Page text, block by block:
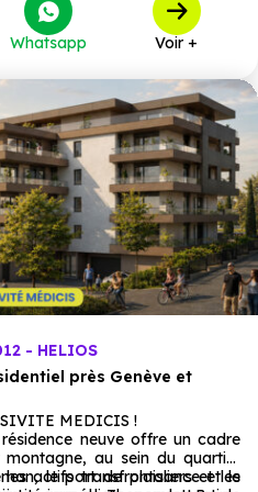
à partir de 380 000 €
Whatsapp Voir +
- HELIOS
près Genève et
MEDICIS !
neuve offre un cadre
au sein du quartier
le port de plaisance et le
les actifs transfrontaliers et les